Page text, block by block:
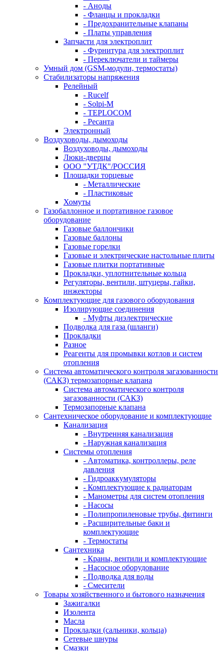
- Аноды
- Фланцы и прокладки
- Предохранительные клапаны
- Платы управления
Запчасти для электроплит
- Фурнитура для электроплит
- Переключатели и таймеры
Умный дом (GSM-модули, термостаты)
Cтабилизаторы напряжения
Релейный
- Rucelf
- Solpi-M
- TEPLOCOM
- Ресанта
Электронный
Воздуховоды, дымоходы
Воздуховоды, дымоходы
Люки-дверцы
ООО "УТДК"/РОССИЯ
Площадки торцевые
- Металлические
- Пластиковые
Хомуты
Газобаллонное и портативное газовое
оборудование
Газовые баллончики
Газовые баллоны
Газовые горелки
Газовые и электрические настольные плиты
Газовые плитки портативные
Прокладки, уплотнительные кольца
Регуляторы, вентили, штуцеры, гайки,
инжекторы
Комплектующие для газового оборудования
Изолирующие соединения
- Муфты диэлектрические
Подводка для газа (шланги)
Прокладки
Разное
Реагенты для промывки котлов и систем
отопления
Система автоматического контроля загазованности
(САКЗ) термозапорные клапана
Система автоматического контроля
загазованности (САКЗ)
Термозапорные клапана
Сантехническое оборудование и комплектующие
Канализация
- Внутренняя канализация
- Наружная канализация
Системы отопления
- Автоматика, контроллеры, реле
давления
- Гидроаккумуляторы
- Комплектующие к радиаторам
- Манометры для систем отопления
- Насосы
- Полипропиленовые трубы, фитинги
- Расширительные баки и
комплектующие
- Термостаты
Сантехника
- Краны, вентили и комплектующие
- Насосное оборудование
- Подводка для воды
- Смесители
Товары хозяйственного и бытового назначения
Зажигалки
Изолента
Масла
Прокладки (сальники, кольца)
Сетевые шнуры
Смазки